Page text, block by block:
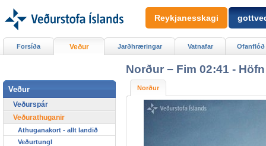
Norður − Fim 02:41 -
Norður
Forsíða Veður Jarðhræringar Vatnafar Ofanflóð
Veður
Veðurspár
Veðurathuganir
Athuganakort - allt landið
Veðurtungl
Reykjanesskagi